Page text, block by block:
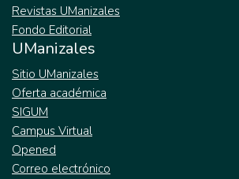
Revistas UManizales
Fondo Editorial
UManizales
Sitio UManizales
Oferta académica
SIGUM
Campus Virtual
Opened
Correo electrónico